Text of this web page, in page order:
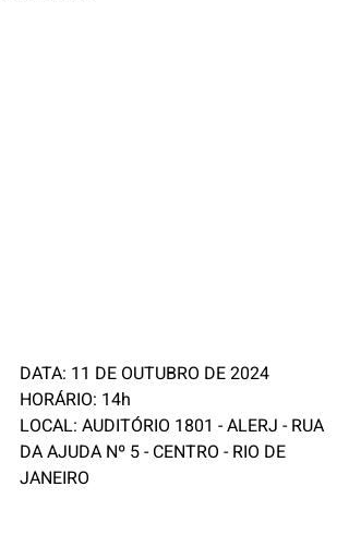
DATA: 11 DE OUTUBRO DE 2024
HORÁRIO: 14h
LOCAL: AUDITÓRIO 1801 - ALERJ - RUA
DA AJUDA Nº 5 - CENTRO - RIO DE
JANEIRO